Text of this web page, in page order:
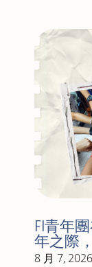
FI青年
年之際
8 月 7, 2026